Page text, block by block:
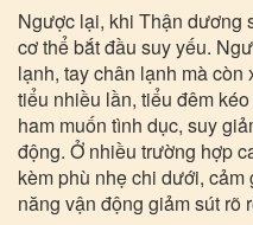
Ngược lại, khi Thận dương
cơ thể bắt đầu suy yếu.
lạnh, tay chân lạnh mà
tiểu nhiều lần, tiểu đêm
ham muốn tình dục, suy
động. Ở nhiều trường hợp
kèm phù nhẹ chi dưới,
năng vận động giảm sút rõ